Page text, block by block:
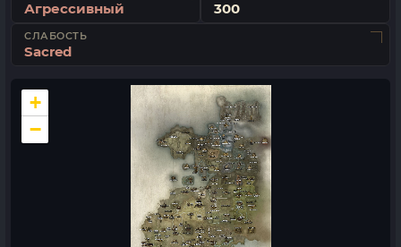
Агрессивный 300
СЛАБОСТЬ
Sacred
+
−